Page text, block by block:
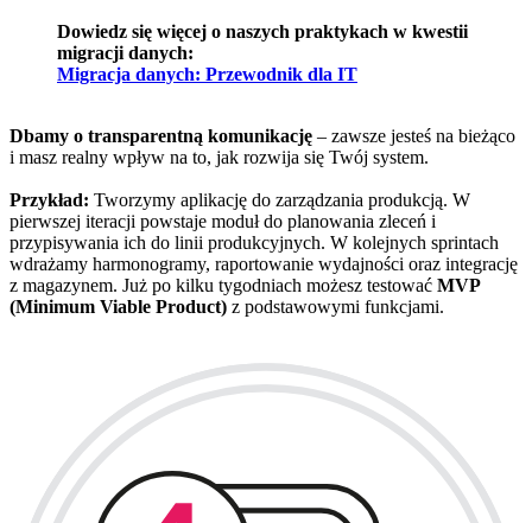
Dowiedz się więcej o naszych praktykach w kwestii
migracji danych:
Migracja danych: Przewodnik dla IT
Dbamy o transparentną komunikację – zawsze jesteś na bieżąco
i masz realny wpływ na to, jak rozwija się Twój system.
Przykład: Tworzymy aplikację do zarządzania produkcją. W
pierwszej iteracji powstaje moduł do planowania zleceń i
przypisywania ich do linii produkcyjnych. W kolejnych sprintach
wdrażamy harmonogramy, raportowanie wydajności oraz integrację
z magazynem. Już po kilku tygodniach możesz testować MVP
(Minimum Viable Product) z podstawowymi funkcjami.